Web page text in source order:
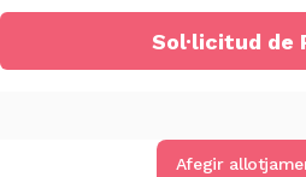
Sol·licitud de
Afegir